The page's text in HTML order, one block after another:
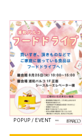
POPUP / EVENT